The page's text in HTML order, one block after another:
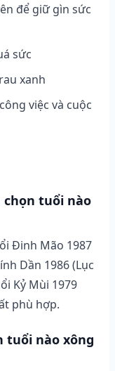
để giữ gìn sức
sức
xanh
việc và cuộc
chọn tuổi nào
Đinh Mão 1987
Dần 1986 (Lục
Kỷ Mùi 1979
phù hợp.
tuổi nào xông